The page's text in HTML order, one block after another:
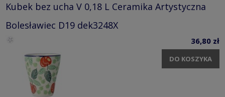
Kubek bez ucha V 0,18 L Ceramika Artystyczna
Bolesławiec D19 dek3248X
36,80 zł
DO KOSZYKA